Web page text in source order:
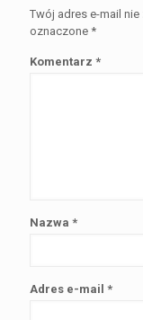
Twój adres e-mail
oznaczone *
Komentarz *
Nazwa *
Adres e-mail *